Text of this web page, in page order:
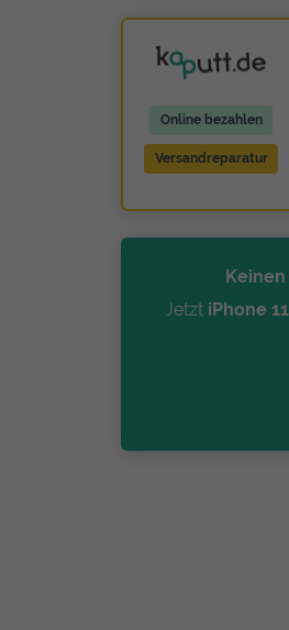
Online bezahlen
Versandreparatur
Jetzt iPhone